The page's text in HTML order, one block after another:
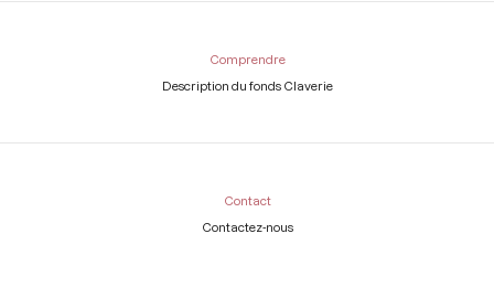
Comprendre
Description du fonds Claverie
Contact
Contactez-nous